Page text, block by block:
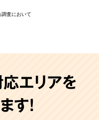
査において
エリアを
す!